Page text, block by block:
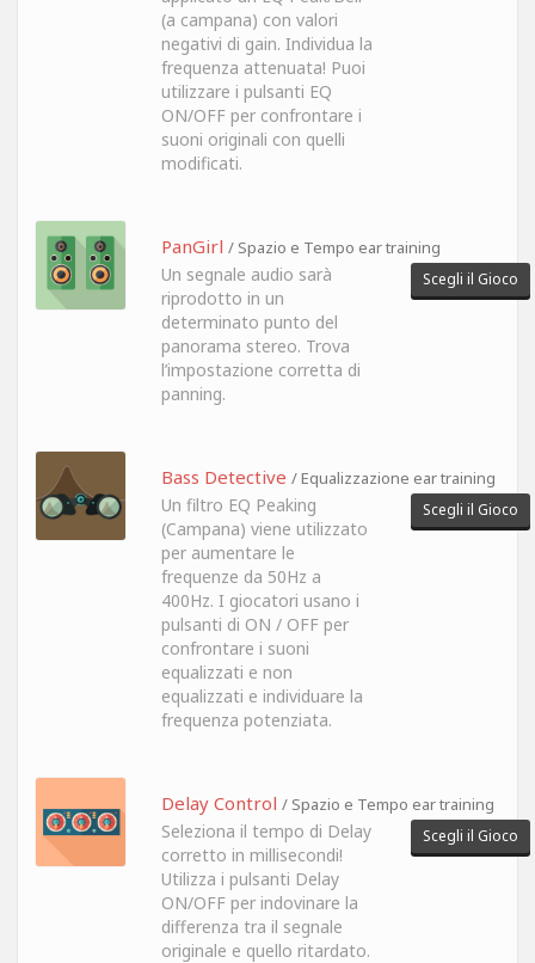
(a campana) con valori
negativi di gain. Individua la
frequenza attenuata! Puoi
utilizzare i pulsanti EQ
ON/OFF per confrontare i
suoni originali con quelli
modificati.
PanGirl / Spazio e Tempo ear training
Un segnale audio sarà
riprodotto in un
determinato punto del
panorama stereo. Trova
l’impostazione corretta di
panning.
Scegli il Gioco
Bass Detective / Equalizzazione ear training
Un filtro EQ Peaking
(Campana) viene utilizzato
per aumentare le
frequenze da 50Hz a
400Hz. I giocatori usano i
pulsanti di ON / OFF per
confrontare i suoni
equalizzati e non
equalizzati e individuare la
frequenza potenziata.
Scegli il Gioco
Delay Control / Spazio e Tempo ear training
Seleziona il tempo di Delay
corretto in millisecondi!
Utilizza i pulsanti Delay
ON/OFF per indovinare la
differenza tra il segnale
originale e quello ritardato.
Scegli il Gioco